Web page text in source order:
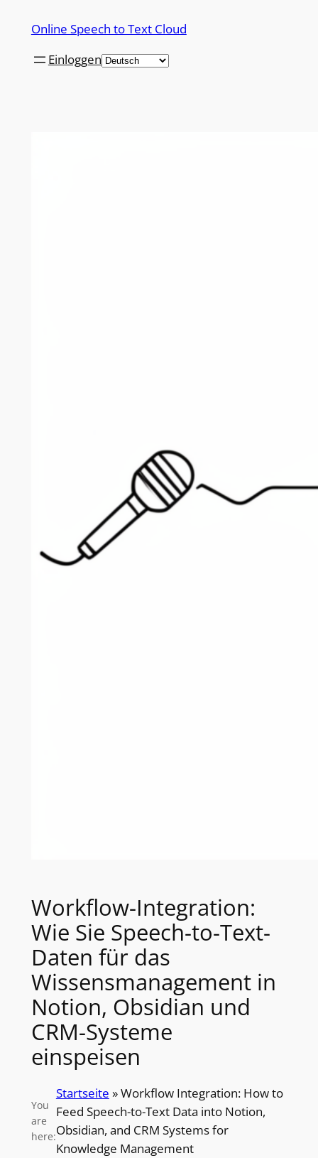
InhaltOnline Speech to Text Cloud
Einloggen
Workflow-Integration:
Wie Sie Speech-to-Text-
Daten für das
Wissensmanagement in
Notion, Obsidian und
CRM-Systeme
einspeisen
You
are
here:
Startseite »Workflow Integration: How to
Feed Speech-to-Text Data into Notion,
Obsidian, and CRM Systems for
Knowledge Management